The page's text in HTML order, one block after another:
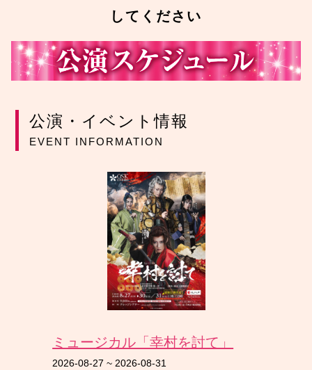
してください
公演・イベント情報
EVENT INFORMATION
ミュージカル「幸村を討て」
2026-08-27 ~ 2026-08-31